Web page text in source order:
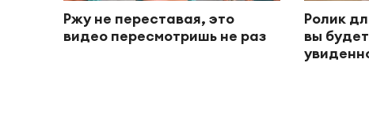
Ржу не переставая, это
видео пересмотришь не раз
Ролик
вы